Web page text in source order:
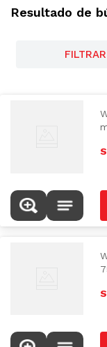
Resultado de
FILTRAR